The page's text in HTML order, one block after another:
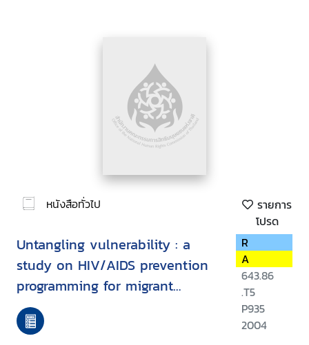
หนังสือทั่วไป
รายการ
โปรด
Untangling vulnerability : a
study on HIV/AIDS prevention
programming for migrant
fishermen and related
populations in Thailand
R
A
643.86
.T5
P935
2004